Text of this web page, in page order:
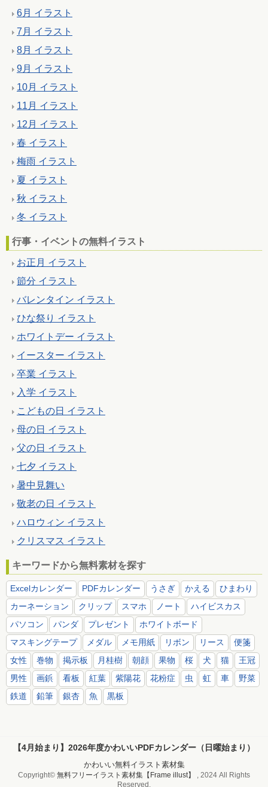
6月 イラスト
7月 イラスト
8月 イラスト
9月 イラスト
10月 イラスト
11月 イラスト
12月 イラスト
春 イラスト
梅雨 イラスト
夏 イラスト
秋 イラスト
冬 イラスト
行事・イベントの無料イラスト
お正月 イラスト
節分 イラスト
バレンタイン イラスト
ひな祭り イラスト
ホワイトデー イラスト
イースター イラスト
卒業 イラスト
入学 イラスト
こどもの日 イラスト
母の日 イラスト
父の日 イラスト
七夕 イラスト
暑中見舞い
敬老の日 イラスト
ハロウィン イラスト
クリスマス イラスト
キーワードから無料素材を探す
Excelカレンダー PDFカレンダー うさぎ かえる
ひまわり
カーネーション
クリップ スマホ ノート
ハイビスカス
パソコン
パンダ プレゼント
ホワイトボード
マスキングテープ
メダル メモ用紙 リボン リース
便箋
女性
巻物 掲示板 月桂樹 朝顔 果物 桜 犬 猫
王冠
男性
画鋲 看板 紅葉 紫陽花 花粉症 虫 虹 車
野菜
鉄道
鉛筆 銀杏 魚 黒板
【4月始まり】2026年度かわいいPDFカレンダー（日曜始まり）
かわいい無料イラスト素材集
Copyright© 無料フリーイラスト素材集【Frame illust】
, 2024 All Rights
Reserved.